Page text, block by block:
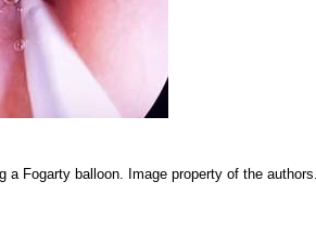
a Fogarty balloon. Image property of the authors.